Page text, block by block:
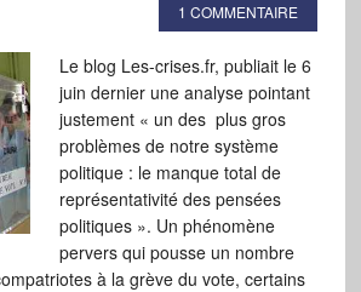
1 COMMENTAIRE
Le blog Les-crises.fr, publiait le 6
juin dernier une analyse pointant
justement « un des plus gros
problèmes de notre système
politique : le manque total de
représentativité des pensées
politiques ». Un phénomène
pervers qui pousse un nombre
à la grève du vote, certains